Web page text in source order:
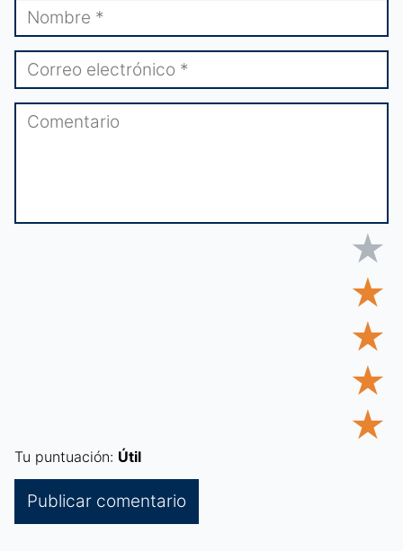
★
★
★
★
★
Tu puntuación: Útil